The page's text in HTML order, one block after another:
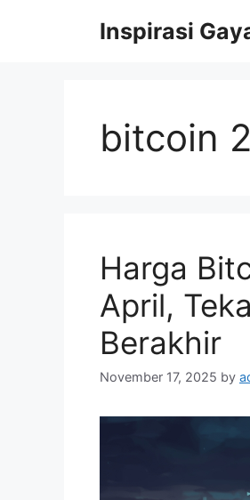
Inspirasi
bitcoin
Harga
April,
Berakhir
November 17, 2025 by